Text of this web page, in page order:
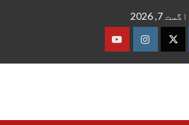
اگست 7, 2026
ٹوئٹرانسٹاگرام
یوٹیوب